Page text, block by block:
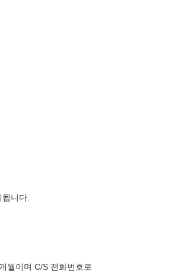
니다.
월이며 C/S 전화번호로